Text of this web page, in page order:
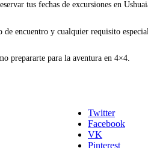
tus fechas de excursiones en
encuentro y cualquier requisito
prepararte para la aventura en 4×4.
Twitter
Facebook
VK
Pinterest